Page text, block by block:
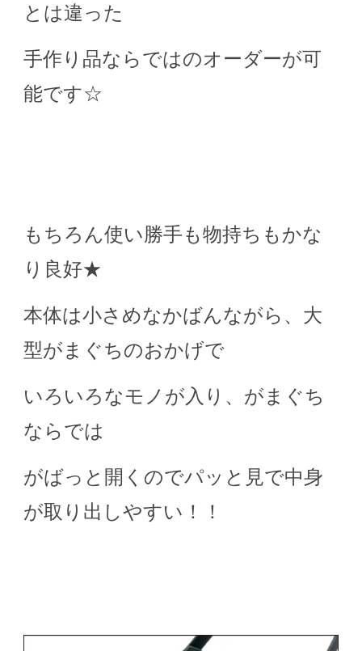
とは違った
手作り品ならではのオーダーが可
能です☆
もちろん使い勝手も物持ちもかな
り良好★
本体は小さめなかばんながら、大
型がまぐちのおかげで
いろいろなモノが入り、がまぐち
ならでは
がばっと開くのでパッと見で中身
が取り出しやすい！！